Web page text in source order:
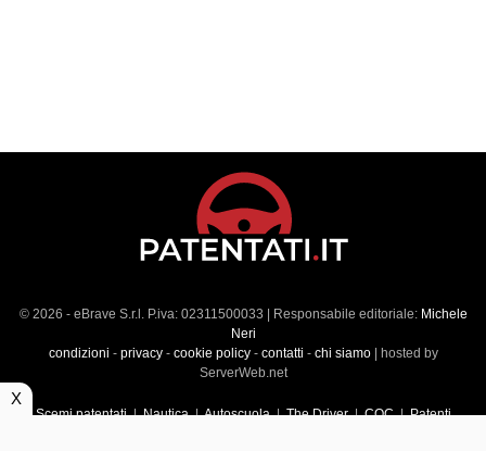
© 2026 - eBrave S.r.l. P.iva: 02311500033 | Responsabile editoriale: Michele
Neri
condizioni - privacy- cookie policy- contatti - chi siamo| hosted by
ServerWeb.net
Scemi patentati|Nautica|Autoscuola|The Driver|CQC|Patenti
X